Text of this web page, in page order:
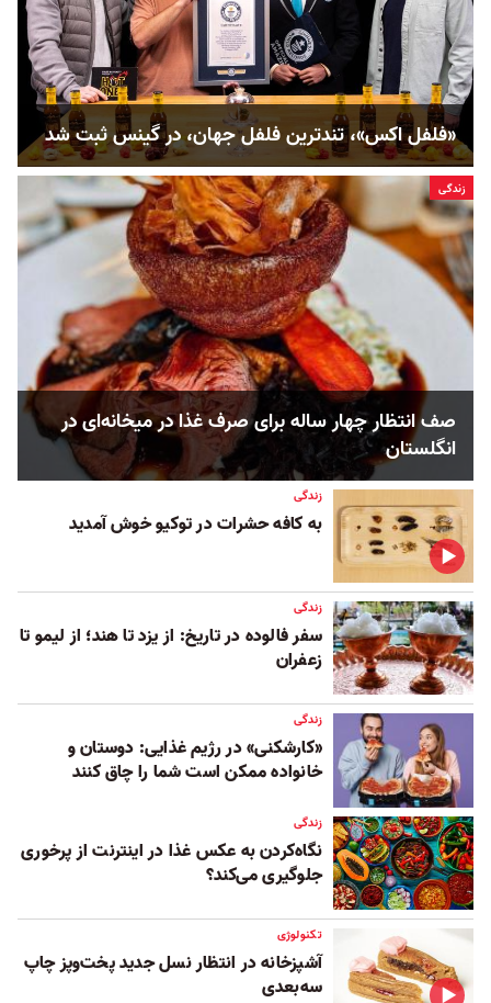
«فلفل اکس»، تندترین فلفل جهان، در گینس ثبت شد
زندگی
صف انتظار چهار ساله برای صرف غذا در میخانه‌ای در
انگلستان
زندگی
به کافه حشرات در توکیو خوش آمدید
زندگی
سفر فالوده در تاریخ: از یزد تا هند؛ از لیمو تا
زعفران
زندگی
«کارشکنی» در رژیم غذایی: دوستان و
خانواده ممکن است شما را چاق کنند
زندگی
نگاه‌کردن به عکس غذا در اینترنت از پرخوری
جلوگیری می‌کند؟
تکنولوژی
آشپزخانه در انتظار نسل جدید پخت‌و‌پز چاپ
سه‌بعدی